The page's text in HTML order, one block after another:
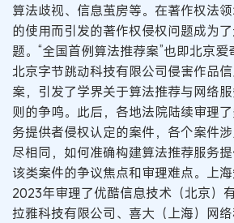
算法歧视、信息茧房等。在著作权法
的使用而引发的著作权侵权问题成为
题。“全国首例算法推荐案”也即北京
北京字节跳动科技有限公司侵害作品
案，引发了学界关于算法推荐与网络
则的争鸣。此后，各地法院陆续审理
务提供者侵权认定的案件，各个案件
尽相同，如何准确构建算法推荐服务
该类案件的争议焦点和审理难点。上
2023年审理了优酷信息技术（北京）
拉雅科技有限公司、喜大（上海）网